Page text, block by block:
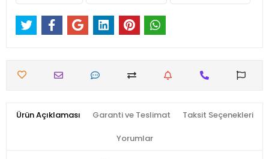
Ürün Açıklaması Garanti ve Teslimat Taksit Seçenekleri
Yorumlar